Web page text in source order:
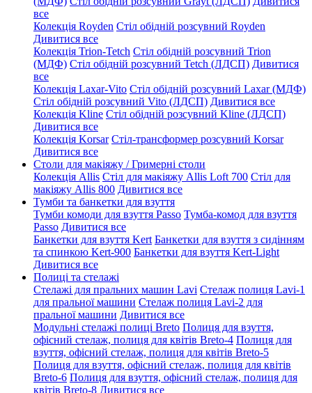
все
Колекція Royden Стіл обідній розсувний Royden
Дивитися все
Колекція Trion-Tetch Стіл обідній розсувний Trion
(МДФ) Стіл обідній розсувний Tetch (ЛДСП) Дивитися
все
Колекція Laxar-Vito Стіл обідній розсувний Laxar (МДФ)
Стіл обідній розсувний Vito (ЛДСП) Дивитися все
Колекція Kline Стіл обідній розсувний Kline (ЛДСП)
Дивитися все
Колекція Korsar Стіл-трансформер розсувний Korsar
Дивитися все
Столи для макіяжу / Гримерні столи
Колекція Allis Стіл для макіяжу Allis Loft 700 Стіл для
макіяжу Allis 800 Дивитися все
Тумби та банкетки для взуття
Тумби комоди для взуття Passo Тумба-комод для взуття
Passo Дивитися все
Банкетки для взуття Kert Банкетки для взуття з сидінням
та спинкою Kert-900 Банкетки для взуття Kert-Light
Дивитися все
Полиці та стелажі
Стелажі для пральних машин Lavi Стелаж полиця Lavi-1
для пральної машини Стелаж полиця Lavi-2 для
пральної машини Дивитися все
Модульні стелажі полиці Breto Полиця для взуття,
офісний стелаж, полиця для квітів Breto-4 Полиця для
взуття, офісний стелаж, полиця для квітів Breto-5
Полиця для взуття, офісний стелаж, полиця для квітів
Breto-6 Полиця для взуття, офісний стелаж, полиця для
квітів Breto-8 Дивитися все